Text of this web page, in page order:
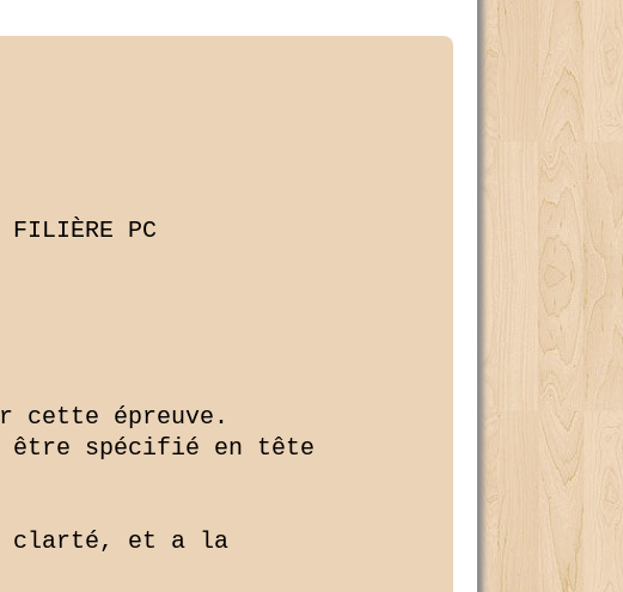
FILIÈRE PC
cette épreuve.
être spécifié en tête
clarté, et a la